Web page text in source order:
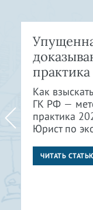
Как
ГК РФ —
практика
Юрист по
ЧИТАТЬ